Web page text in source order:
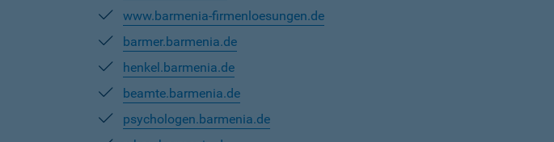
www.barmenia-firmenloesungen.de
barmer.barmenia.de
henkel.barmenia.de
beamte.barmenia.de
psychologen.barmenia.de